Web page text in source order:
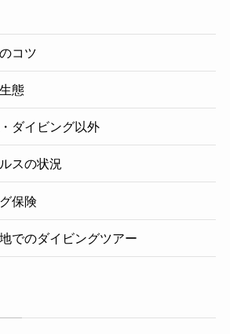
コツ
態
ダイビング以外
スの状況
保険
でのダイビングツアー